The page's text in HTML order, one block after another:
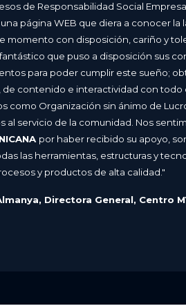
de Responsabilidad Social
página WEB que diera a conocer la
momento con disposición, cariño y
que puso a disposición sus
para poder cumplir este sueño;
de contenido e interactividad con todo
como Organización sin ánimo de
al servicio de la comunidad. Nos
por haber recibido su apoyo,
las herramientas, estructuras y
y productos de alta calidad."
Directora General, Centro